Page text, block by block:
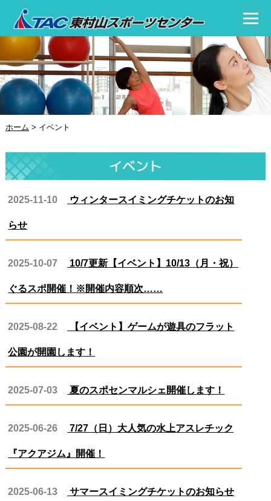
ホーム > イベント
イベント
2025-11-10 ウィンタースイミングチケットのお知
らせ
2025-10-07 10/7更新【イベント】10/13（月・祝）
ぐるスポ開催！※開催内容順次……
2025-08-22 【イベント】ゲームが遊具のフラット
公園が開園します！
2025-07-03 夏のスポセンマルシェ開催します！
2025-06-26 7/27（日）大人気の水上アスレチック
『アクアジム』開催！
2025-06-13 サマースイミングチケットのお知らせ